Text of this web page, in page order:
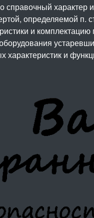
определяемой п.
и
и